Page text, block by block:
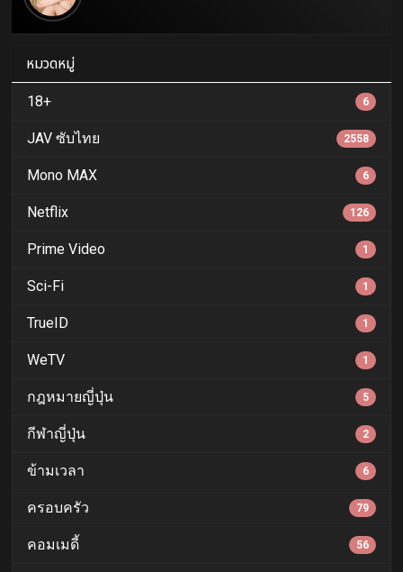
หมวดหมู่
18+ 6
JAV ซับไทย 2558
Mono MAX 6
Netflix 126
Prime Video 1
Sci-Fi 1
TrueID 1
WeTV 1
กฎหมายญี่ปุ่น 5
กีฬาญี่ปุ่น 2
ข้ามเวลา 6
ครอบครัว 79
คอมเมดี้ 56